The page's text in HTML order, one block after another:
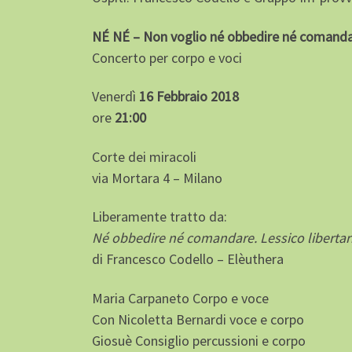
NÉ NÉ – Non voglio né obbedire né
Concerto per corpo e voci
Venerdì 16 Febbraio 2018
ore 21:00
Corte dei miracoli
via Mortara 4 – Milano
Liberamente tratto da:
Né obbedire né comandare. Lessico
di Francesco Codello – Elèuthera
Maria Carpaneto Corpo e voce
Con Nicoletta Bernardi voce e corpo
Giosuè Consiglio percussioni e corpo